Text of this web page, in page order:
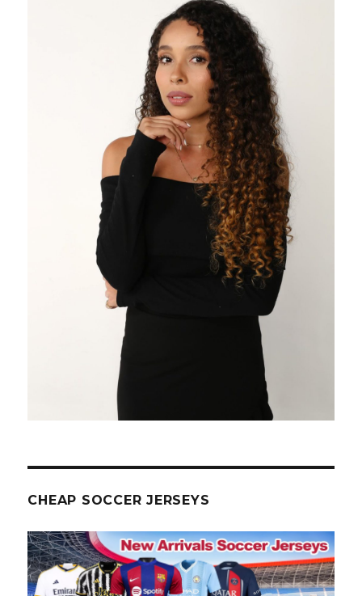
CHEAP SOCCER JERSEYS